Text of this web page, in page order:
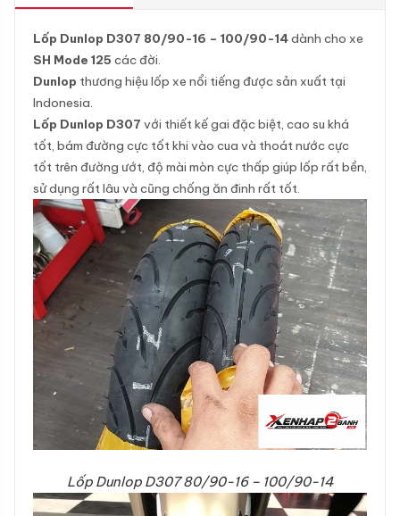
Lốp Dunlop D307 80/90-16 – 100/90-14dành cho xe
SH Mode 125 các đời.
Dunlop thương hiệu lốp xe nổi tiếng được sản xuất tại
Indonesia.
Lốp Dunlop D307 với thiết kế gai đặc biệt, cao su khá
tốt, bám đường cực tốt khi vào cua và thoát nước cực
tốt trên đường ướt, độ mài mòn cực thấp giúp lốp rất bền,
sử dụng rất lâu và cũng chống ăn đinh rất tốt.
Lốp Dunlop D307 80/90-16 – 100/90-14